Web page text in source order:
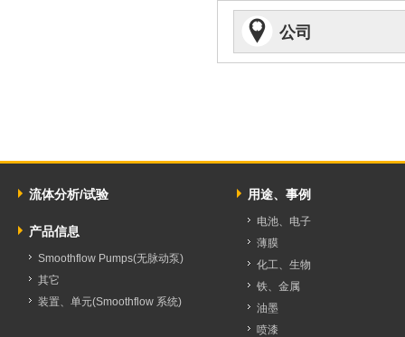
公司
流体分析/试验
产品信息
Smoothflow Pumps(无脉动泵)
其它
装置、单元(Smoothflow 系统)
用途、事例
电池、电子
薄膜
化工、生物
铁、金属
油墨
喷漆